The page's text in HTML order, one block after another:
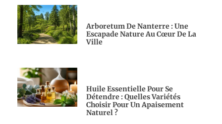
Arboretum De Nanterre : Une
Escapade Nature Au Cœur De La
Ville
Huile Essentielle Pour Se
Détendre : Quelles Variétés
Choisir Pour Un Apaisement
Naturel ?